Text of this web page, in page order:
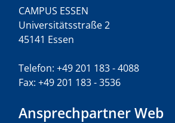
CAMPUS ESSEN
Universitätsstraße 2
45141 Essen
Telefon: +49 201 183 - 4088
Fax: +49 201 183 - 3536
Ansprechpartner Web